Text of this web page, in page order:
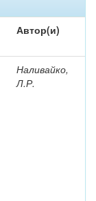
Автор(и)
Наливайко,
Л.Р.